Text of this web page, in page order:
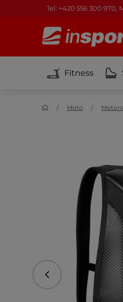
Tel: +420 556 300 970,
Fitness
Moto
vorhergehend